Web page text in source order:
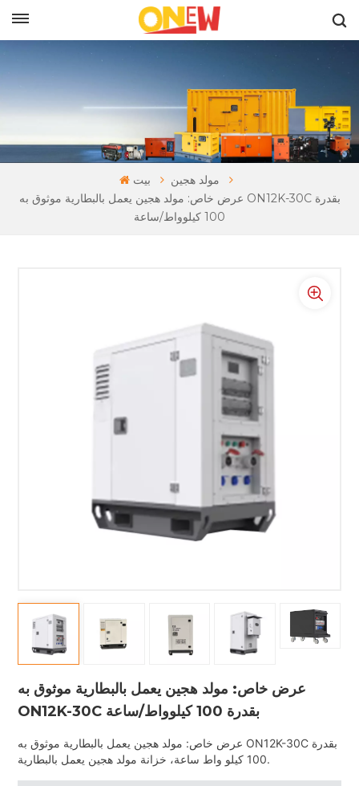
بيت
مولد هجين
عرض خاص: مولد هجين يعمل بالبطارية موثوق به ON12K-30C بقدرة
100 كيلوواط/ساعة
عرض خاص: مولد هجين يعمل بالبطارية موثوق به
ON12K-30C بقدرة 100 كيلوواط/ساعة
عرض خاص: مولد هجين يعمل بالبطارية موثوق به ON12K-30C بقدرة
100 كيلو واط ساعة، خزانة مولد هجين يعمل بالبطارية.